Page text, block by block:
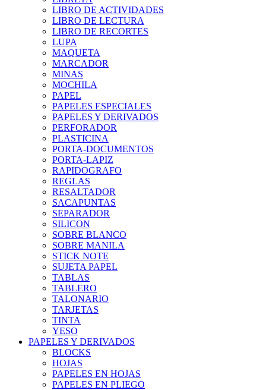
LIBRO DE ACTIVIDADES
LIBRO DE LECTURA
LIBRO DE RECORTES
LUPA
MAQUETA
MARCADOR
MINAS
MOCHILA
PAPEL
PAPELES ESPECIALES
PAPELES Y DERIVADOS
PERFORADOR
PLASTICINA
PORTA-DOCUMENTOS
PORTA-LAPIZ
RAPIDOGRAFO
REGLAS
RESALTADOR
SACAPUNTAS
SEPARADOR
SILICON
SOBRE BLANCO
SOBRE MANILA
STICK NOTE
SUJETA PAPEL
TABLAS
TABLERO
TALONARIO
TARJETAS
TINTA
YESO
PAPELES Y DERIVADOS
BLOCKS
HOJAS
PAPELES EN HOJAS
PAPELES EN PLIEGO